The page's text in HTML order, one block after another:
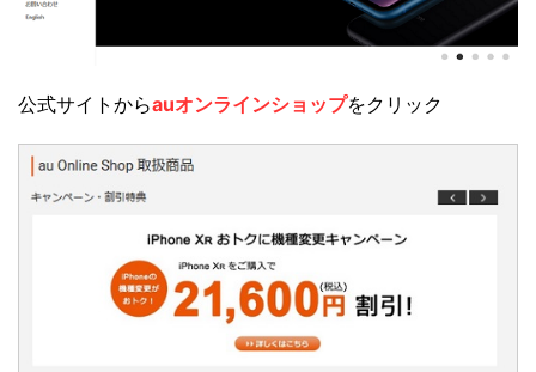
公式サイトからauオンラインショップをクリック